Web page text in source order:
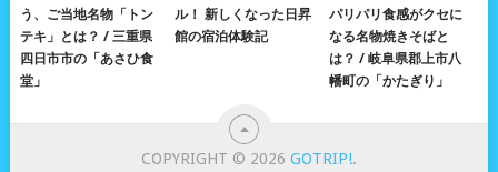
う、ご当地名物「トン
テキ」とは？ / 三重県
四日市市の「あさひ食
堂」
ル！ 新しくなった日昇
館の宿泊体験記
パリパリ食感がクセに
なる名物焼きそばと
は？ / 岐阜県郡上市八
幡町の「かたぎり」
COPYRIGHT © 2026GOTRIP!.